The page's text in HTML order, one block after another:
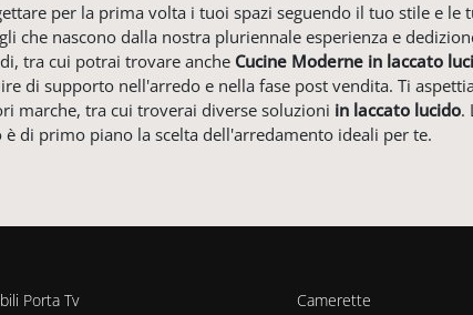
per la prima volta i tuoi spazi seguendo il tuo stile e le
che nascono dalla nostra pluriennale esperienza e
tra cui potrai trovare anche Cucine Moderne in laccato
di supporto nell'arredo e nella fase post vendita. Ti
marche, tra cui troverai diverse soluzioni in laccato lucido.
di primo piano la scelta dell'arredamento ideali per te.
Porta Tv
Camerette